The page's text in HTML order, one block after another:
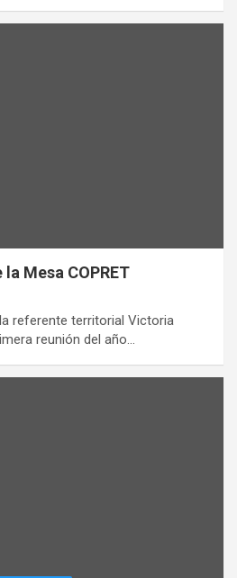
Mesa COPRET
referente territorial Victoria
reunión del año…